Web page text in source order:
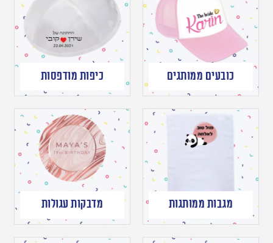
כובעים ממותגים כיפות מודפסות
מגבות ממותגות מדבקות עגולות